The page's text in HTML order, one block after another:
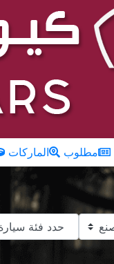
الماركات مطلوب